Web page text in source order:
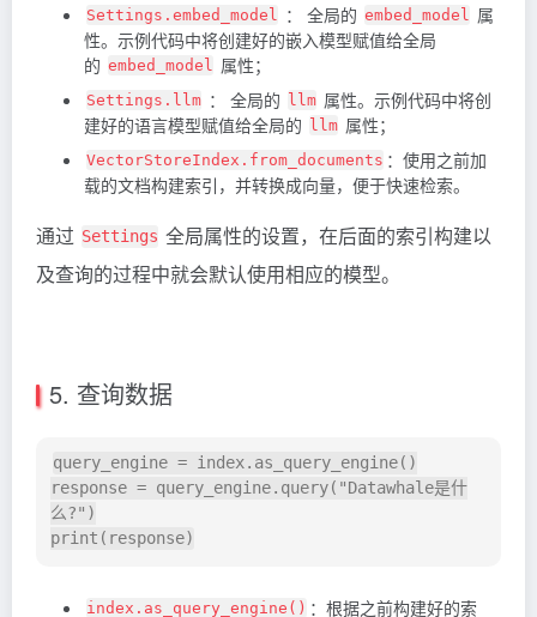
Settings.embed_model ： 全局的 embed_model 属
性。示例代码中将创建好的嵌入模型赋值给全局
的 embed_model 属性；
Settings.llm ： 全局的 llm 属性。示例代码中将创
建好的语言模型赋值给全局的
llm 属性；
VectorStoreIndex.from_documents ：使用之前加
载的文档构建索引，并转换成向量，便于快速检索。
通过 Settings 全局属性的设置，在后面的索引构建以
及查询的过程中就会默认使用相应的模型。
5. 查询数据
query_engine = index.as_query_engine()
response = query_engine.query("Datawhale是什
么?")
index.as_query_engine() ：根据之前构建好的索